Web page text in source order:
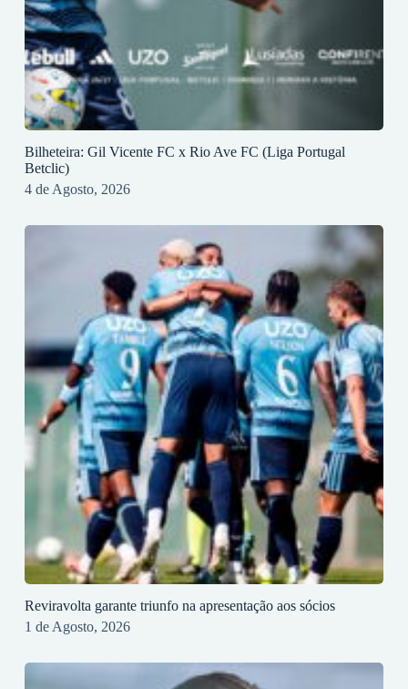
Bilheteira: Gil Vicente FC x Rio Ave FC (Liga Portugal
Betclic)
4 de Agosto, 2026
Reviravolta garante triunfo na apresentação aos sócios
1 de Agosto, 2026